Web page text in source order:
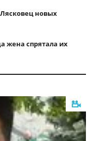
новых
жена спрятала их